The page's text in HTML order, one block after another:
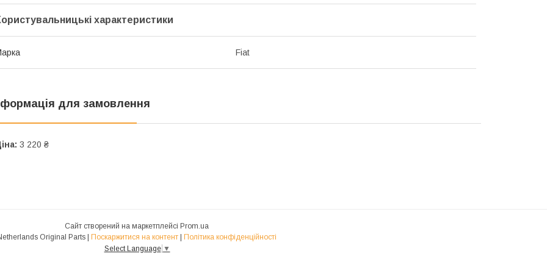
характеристики
Fiat
для замовлення
3 220 ₴
Сайт створений на маркетплейсі Prom.ua
Netherlands Original Parts | Поскаржитися на контент | Політика конфіденційності
Select Language ▼